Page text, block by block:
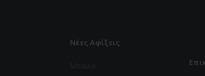
Νέες Αφίξεις
Μπάνιο